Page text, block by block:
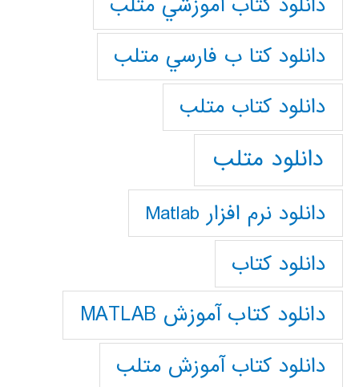
دانلود كتا ب فارسي متلب
دانلود كتاب متلب
دانلود متلب
دانلود نرم افزار Matlab
دانلود کتاب
دانلود کتاب آموزش MATLAB
دانلود کتاب آموزش متلب